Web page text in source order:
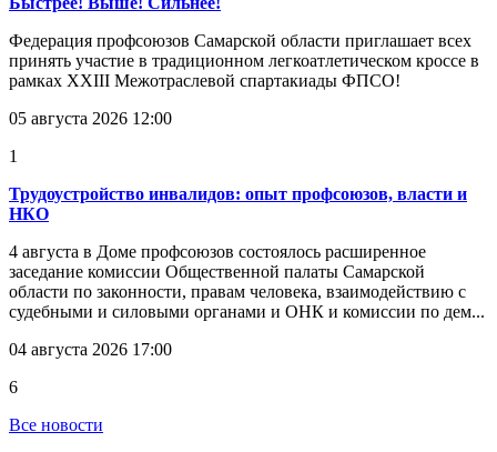
Федерация профсоюзов Самарской области приглашает всех
принять участие в традиционном легкоатлетическом кроссе в
рамках XXIII Межотраслевой спартакиады ФПСО!
05 августа 2026 12:00
1
Трудоустройство инвалидов: опыт профсоюзов, власти и
НКО
4 августа в Доме профсоюзов состоялось расширенное
заседание комиссии Общественной палаты Самарской
области по законности, правам человека, взаимодействию с
судебными и силовыми органами и ОНК и комиссии по дем...
04 августа 2026 17:00
6
Все новости